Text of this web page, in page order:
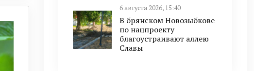
6 августа 2026, 15:40
В брянском Новозыбкове
по нацпроекту
благоустраивают аллею
Славы